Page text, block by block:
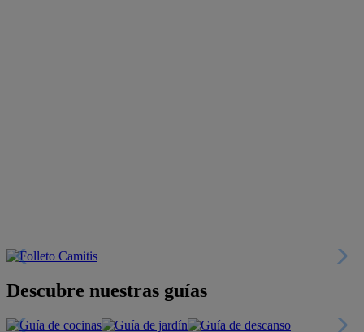
Descubre nuestras guías